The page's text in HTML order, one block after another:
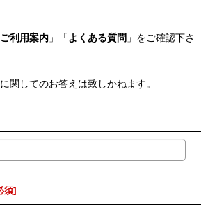
ご利用案内 」「よくある質問 」をご確認下さ
関してのお答えは致しかねます。
須]